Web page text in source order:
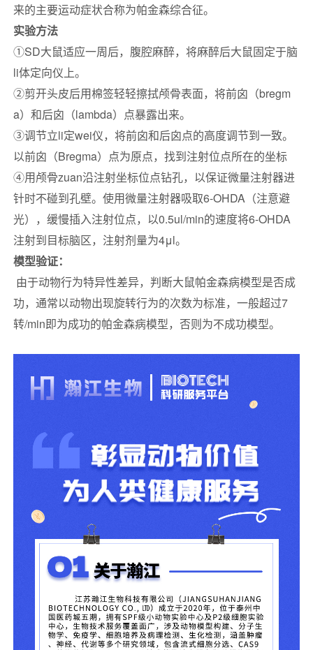
来的主要运动症状合称为帕金森综合征。
实验方法
①SD大鼠适应一周后，腹腔麻醉，将麻醉后大鼠固定于脑
li体定向仪上。
②剪开头皮后用棉签轻轻擦拭颅骨表面，将前囟（bregm
a）和后囟（lambda）点暴露出来。
③调节立li定wei仪，将前囟和后囟点的高度调节到一致。
以前囟（Bregma）点为原点，找到注射位点所在的坐标
④用颅骨zuan沿注射坐标位点钻孔，以保证微量注射器进
针时不碰到孔壁。使用微量注射器吸取6-OHDA（注意避
光），缓慢插入注射位点，以0.5ul/min的速度将6-OHDA
注射到目标脑区，注射剂量为4μl。
模型验证：
由于动物行为特异性差异，判断大鼠帕金森病模型是否成
功，通常以动物出现旋转行为的次数为标准，一般超过7
转/min即为成功的帕金森病模型，否则为不成功模型。